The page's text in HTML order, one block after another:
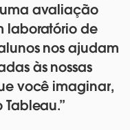
avaliação
laboratório de
nos ajudam
às nossas
você imaginar,
Tableau.